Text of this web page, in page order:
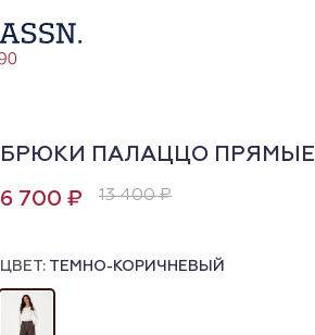
БРЮКИ ПАЛАЦЦО ПРЯМЫЕ
6 700 ₽ 13 400 ₽
ЦВЕТ: ТЕМНО-КОРИЧНЕВЫЙ